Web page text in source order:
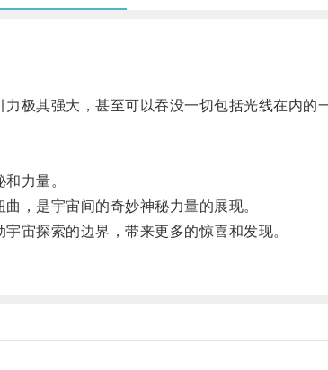
其强大，甚至可以吞没一切包括光线在内的一
力量。
，是宇宙间的奇妙神秘力量的展现。
探索的边界，带来更多的惊喜和发现。